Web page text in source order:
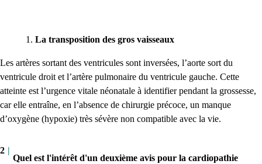
La transposition des gros vaisseaux
Les artères sortant des ventricules sont inversées, l’aorte sort du
ventricule droit et l’artère pulmonaire du ventricule gauche. Cette
atteinte est l’urgence vitale néonatale à identifier pendant la grossesse,
car elle entraîne, en l’absence de chirurgie précoce, un manque
d’oxygène (hypoxie) très sévère non compatible avec la vie.
2 |
Quel est l'intérêt d'un deuxième avis pour la cardiopathie